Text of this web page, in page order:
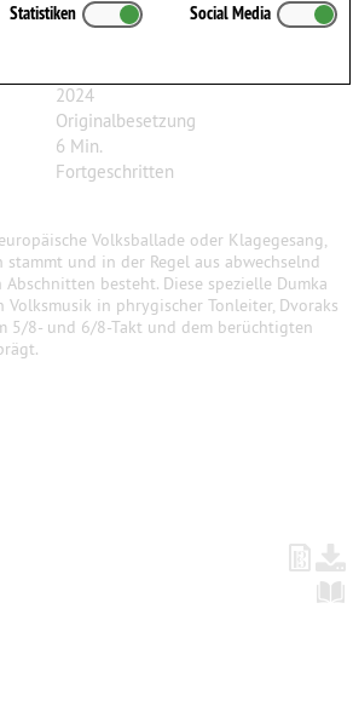
2024
Originalbesetzung
6 Min.
Fortgeschritten
Volksballade oder Klagegesang,
stammt und in der Regel aus abwechselnd
besteht. Diese spezielle Dumka
in phrygischer Tonleiter, Dvoraks
5/8- und 6/8-Takt und dem berüchtigten
Statistiken Social Media